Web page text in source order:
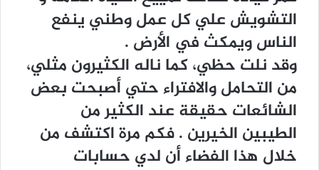
ﺍﻟﺘﺸﻮﻳﺶ ﻋﻠﻲ ﻛﻞ ﻋﻤﻞ ﻭﻃﻨﻲ ﻳﻨﻔﻊ
ﺍﻟﻨﺎﺱ ﻭﻳﻤﻜﺚ ﻓﻲ ﺍﻷﺭﺽ .
ﻭﻗﺪ ﻧﻠﺖ ﺣﻈﻲ، ﻛﻤﺎ ﻧﺎﻟﻪ ﺍﻟﻜﺜﻴﺮﻭﻥ ﻣﺜﻠﻲ،
ﻣﻦ ﺍﻟﺘﺤﺎﻣﻞ ﻭﺍﻻﻓﺘﺮﺍﺀ ﺣﺘﻲ ﺃﺻﺒﺤﺖ ﺑﻌﺾ
ﺍﻟﺸﺎﺋﻌﺎﺕ ﺣﻘﻴﻘﺔ ﻋﻨﺪ ﺍﻟﻜﺜﻴﺮ ﻣﻦ
ﺍﻟﻄﻴﺒﻴﻦ ﺍﻟﺨﻴﺮﻳﻦ . ﻓﻜﻢ ﻣﺮﺓ ﺍﻛﺘﺸﻒ ﻣﻦ
ﺧﻼﻝ ﻫﺬﺍ ﺍﻟﻔﻀﺎﺀ ﺃﻥ ﻟﺪﻱ ﺣﺴﺎﺑﺎﺕ